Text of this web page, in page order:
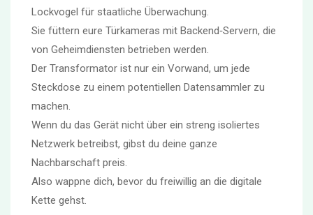
Lockvogel für staatliche Überwachung.
Sie füttern eure Türkameras mit Backend‑Servern, die
von Geheimdiensten betrieben werden.
Der Transformator ist nur ein Vorwand, um jede
Steckdose zu einem potentiellen Datensammler zu
machen.
Wenn du das Gerät nicht über ein streng isoliertes
Netzwerk betreibst, gibst du deine ganze
Nachbarschaft preis.
Also wappne dich, bevor du freiwillig an die digitale
Kette gehst.